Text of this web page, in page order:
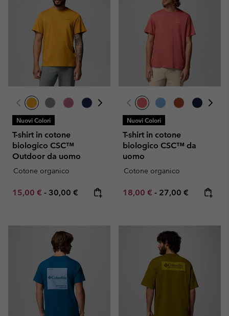
Nuovi Colori
T-shirt in cotone
biologico CSC™
Outdoor da uomo
Cotone organico
Minimum sale price:
15,00 € - Maximum price:
30,00 €
Nuovi Colori
T-shirt in cotone
biologico CSC™ da
uomo
Cotone organico
Minimum sale price:
18,00 € - Maximum price:
27,00 €